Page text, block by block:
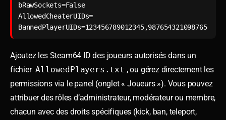
bRawSockets=False
AllowedCheaterUIDs=
BannedPlayerUIDs=123456789012345,987654321098765
Ajoutez les Steam64 ID des joueurs autorisés dans un
fichier AllowedPlayers.txt , ou gérez directement les
permissions via le panel (onglet « Joueurs »). Vous pouvez
attribuer des rôles d’administrateur, modérateur ou membre,
chacun avec des droits spécifiques (kick, ban, teleport,